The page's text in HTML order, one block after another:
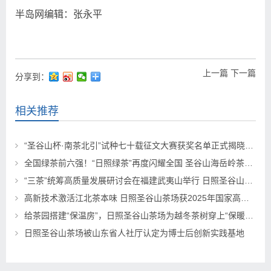
半岛网编辑：张永平
上一篇 下一篇
分享到：
相关推荐
日照圣谷山茶场被山东省人社厅认定为博士后创新实践基地